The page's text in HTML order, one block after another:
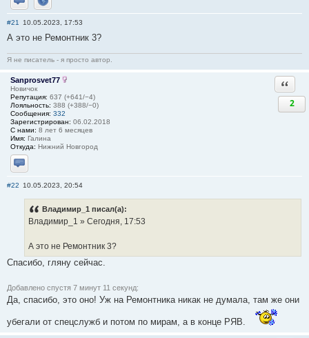
Отправить личное сообщение
Сайт
#21 10.05.2023, 17:53
А это не Ремонтник 3?
Я не писатель - я просто автор.
Sanprosvet77
Новичок
Репутация: 637 (+641/−4)
Лояльность: 388 (+388/−0)
Сообщения: 332
Зарегистрирован: 06.02.2018
С нами: 8 лет 6 месяцев
Имя: Галина
Откуда: Нижний Новгород
Отправить личное сообщение
2
#22 10.05.2023, 20:54
Владимир_1 писал(а):
Владимир_1 » Сегодня, 17:53
А это не Ремонтник 3?
Спасибо, гляну сейчас.
Добавлено спустя 7 минут 11 секунд:
Да, спасибо, это оно! Уж на Ремонтника никак не думала, там же они
убегали от спецслужб и потом по мирам, а в конце РЯВ.